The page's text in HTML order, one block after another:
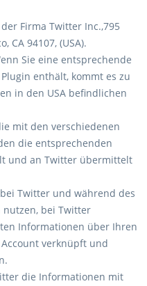
Firma Twitter Inc.,795
CA 94107, (USA).
Sie eine entsprechende
enthält, kommt es zu
in den USA befindlichen
mit den verschiedenen
die entsprechenden
und an Twitter übermittelt
Twitter und während des
nutzen, bei Twitter
Informationen über Ihren
verknüpft und
die Informationen mit